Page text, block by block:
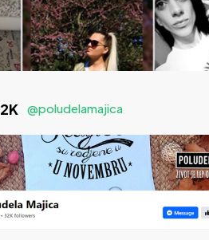
@poludelamajica